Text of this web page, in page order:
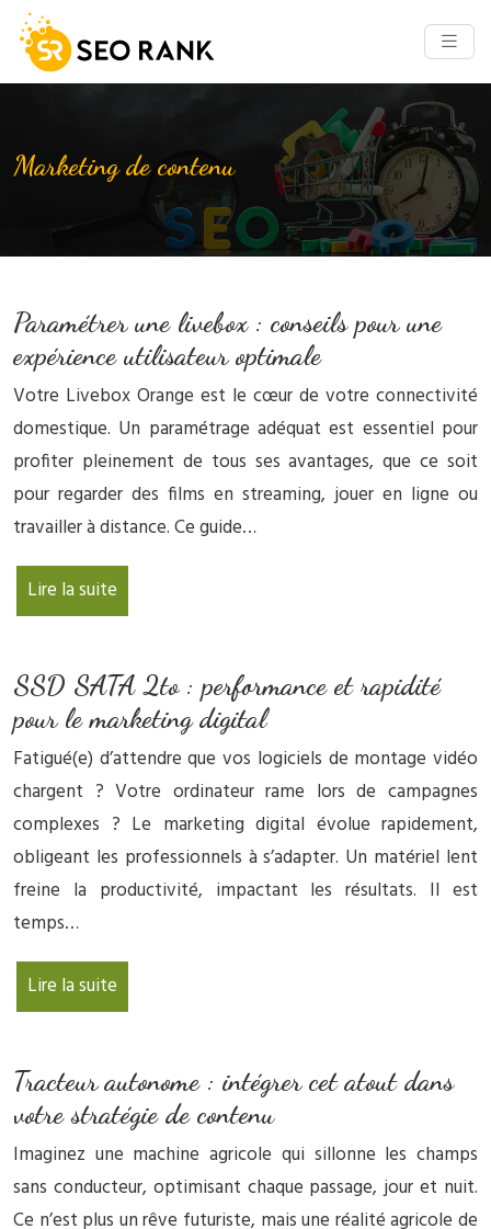
Marketing de contenu
Paramétrer une livebox : conseils pour une
expérience utilisateur optimale
Votre Livebox Orange est le cœur de votre connectivité
domestique. Un paramétrage adéquat est essentiel pour
profiter pleinement de tous ses avantages, que ce soit
pour regarder des films en streaming, jouer en ligne ou
travailler à distance. Ce guide…
Lire la suite
SSD SATA 2to : performance et rapidité
pour le marketing digital
Fatigué(e) d’attendre que vos logiciels de montage vidéo
chargent ? Votre ordinateur rame lors de campagnes
complexes ? Le marketing digital évolue rapidement,
obligeant les professionnels à s’adapter. Un matériel lent
freine la productivité, impactant les résultats. Il est
temps…
Lire la suite
Tracteur autonome : intégrer cet atout dans
votre stratégie de contenu
Imaginez une machine agricole qui sillonne les champs
sans conducteur, optimisant chaque passage, jour et nuit.
Ce n’est plus un rêve futuriste, mais une réalité agricole de